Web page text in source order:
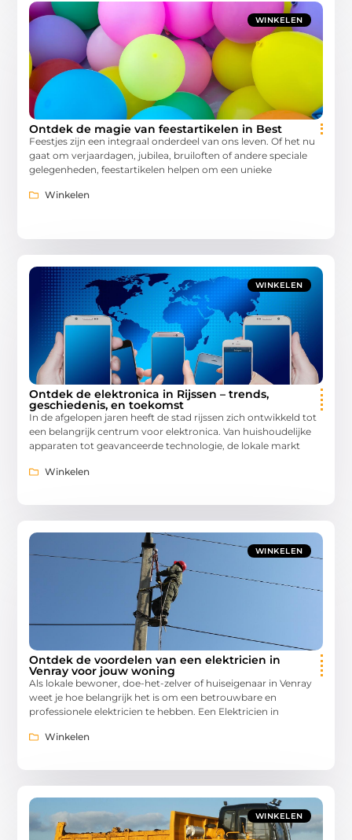
WINKELEN
Ontdek de magie van feestartikelen in Best
Feestjes zijn een integraal onderdeel van ons leven. Of het nu
gaat om verjaardagen, jubilea, bruiloften of andere speciale
gelegenheden, feestartikelen helpen om een unieke
Winkelen
WINKELEN
Ontdek de elektronica in Rijssen – trends,
geschiedenis, en toekomst
In de afgelopen jaren heeft de stad rijssen zich ontwikkeld tot
een belangrijk centrum voor elektronica. Van huishoudelijke
apparaten tot geavanceerde technologie, de lokale markt
Winkelen
WINKELEN
Ontdek de voordelen van een elektricien in
Venray voor jouw woning
Als lokale bewoner, doe-het-zelver of huiseigenaar in Venray
weet je hoe belangrijk het is om een betrouwbare en
professionele elektricien te hebben. Een Elektricien in
Winkelen
WINKELEN